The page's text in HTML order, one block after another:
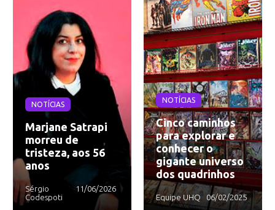
NOTÍCIAS
Marjane Satrapi
morreu de
tristeza, aos 56
anos
Sérgio
Codespoti
11/06/2026
NOTÍCIAS
Cinco caminhos
para explorar e
conhecer o
gigante universo
dos quadrinhos
Equipe UHQ 06/02/2025